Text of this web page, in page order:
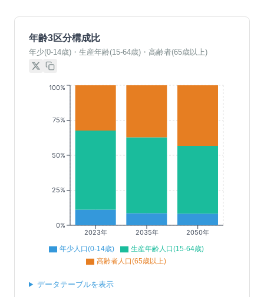
年齢3区分構成比
年少(0-14歳)・生産年齢(15-64歳)・高齢者(65歳以上)
2023年 2035年 2050年
0%
25%
50%
75%
100%
年少人口(0-14歳)
生産年齢人口(15-64歳)
高齢者人口(65歳以上)
データテーブルを表示